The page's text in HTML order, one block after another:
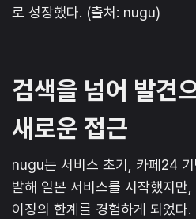
로 성장했다. (출처: nugu)
검색을 넘어 발견
새로운 접근
nugu는 서비스 초기, 카페24 기
발해 일본 서비스를 시작했지만
이징의 한계를 경험하게 되었다